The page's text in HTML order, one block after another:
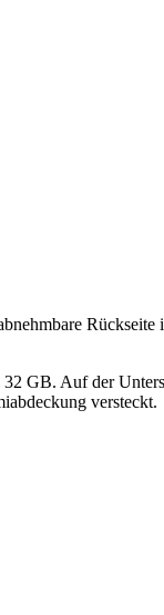
GB. Auf der
versteckt.